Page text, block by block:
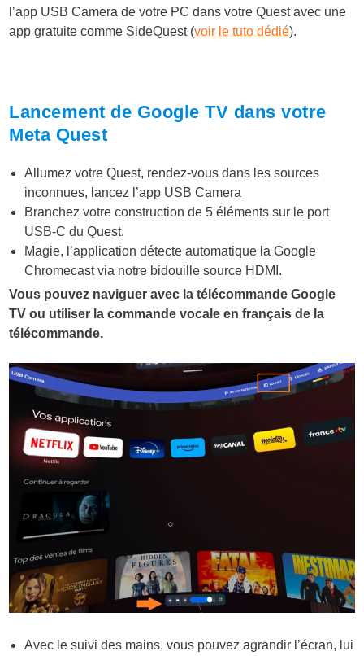
l’app USB Camera de votre PC dans votre Quest avec une
app gratuite comme SideQuest (voir le tuto dédié).
Lancement de Google TV dans votre
Meta Quest
Allumez votre Quest, rendez-vous dans les sources
inconnues, lancez l’app USB Camera
Branchez votre construction de 5 éléments sur le port
USB-C du Quest.
Magie, l’application détecte automatique la Google
Chromecast via notre bidouille source HDMI.
Vous pouvez naviguer avec la télécommande Google
TV ou utiliser la commande vocale en français de la
télécommande.
Avec le suivi des mains, vous pouvez agrandir l’écran, lui